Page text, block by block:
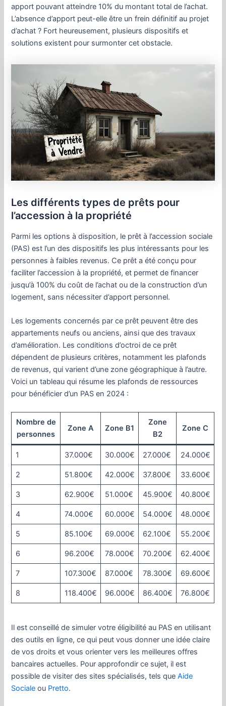
apport pouvant atteindre 10% du montant total de l’achat.
L’absence d’apport peut-elle être un frein définitif au projet
d’achat ? Fort heureusement, plusieurs dispositifs et
solutions existent pour surmonter cet obstacle.
Les différents types de prêts pour
l’accession à la propriété
Parmi les options à disposition, le prêt à l’accession sociale
(PAS) est l’un des dispositifs les plus intéressants pour les
personnes à faibles revenus. Ce prêt a été conçu pour
faciliter l’accession à la propriété, et permet de financer
jusqu’à 100% du coût de l’achat ou de la construction d’un
logement, sans nécessiter d’apport personnel.
Les logements concernés par ce prêt peuvent être des
appartements neufs ou anciens, ainsi que des travaux
d’amélioration. Les conditions d’octroi de ce prêt
dépendent de plusieurs critères, notamment les plafonds
de revenus, qui varient d’une zone géographique à l’autre.
Voici un tableau qui résume les plafonds de ressources
pour bénéficier d’un PAS en 2024 :
Nombre de
personnes
Zone A Zone B1
Zone
B2
Zone C
1 37.000€ 30.000€ 27.000€ 24.000€
2 51.800€ 42.000€ 37.800€ 33.600€
3 62.900€ 51.000€ 45.900€ 40.800€
4 74.000€ 60.000€ 54.000€ 48.000€
5 85.100€ 69.000€ 62.100€ 55.200€
6 96.200€ 78.000€ 70.200€ 62.400€
7 107.300€ 87.000€ 78.300€ 69.600€
8 118.400€ 96.000€ 86.400€ 76.800€
Il est conseillé de simuler votre éligibilité au PAS en utilisant
des outils en ligne, ce qui peut vous donner une idée claire
de vos droits et vous orienter vers les meilleures offres
bancaires actuelles. Pour approfondir ce sujet, il est
possible de visiter des sites spécialisés, tels queAide
Sociale ou Pretto.